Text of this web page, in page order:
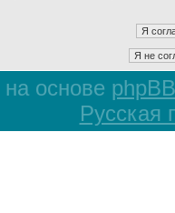
основе phpBB
Русская